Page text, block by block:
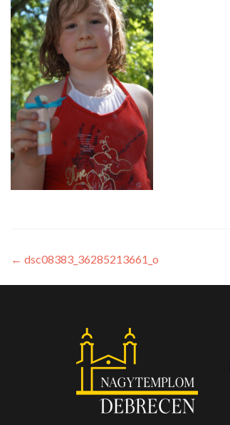
← dsc08383_36285213661_o